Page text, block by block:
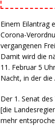
Einem Eilantrag
Corona-
vergangenen
Damit wird die
11. Februar 5
Nacht, in der die
Der 1. Senat
[die
mehr